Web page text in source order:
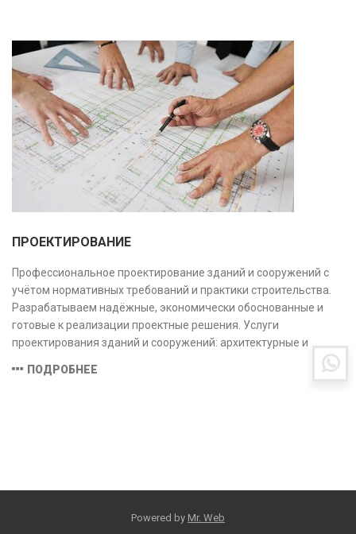
ПРОЕКТИРОВАНИЕ
Профессиональное проектирование зданий и сооружений с
учётом нормативных требований и практики строительства.
Разрабатываем надёжные, экономически обоснованные и
готовые к реализации проектные решения. Услуги
проектирования зданий и сооружений: архитектурные и
конструктивные решения, инженерные системы, проектно-
сметная документация. Полный цикл работ с учётом норм и
ПОДРОБНЕЕ
Powered by Mr. Web